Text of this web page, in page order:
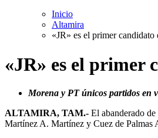
Inicio
Altamira
«JR» es el primer
«JR» es el primer
Morena y PT únicos partidos en
ALTAMIRA, TAM.- El abanderado
Martínez A. Martínez y Cuez de Palmas